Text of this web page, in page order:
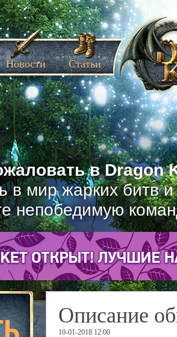
в Dragon
в мир жарких битв
непобедимую
Новости Статьи
Описание
10-01-2018 12:00